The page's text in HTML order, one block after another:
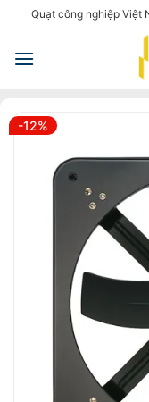
nội
Quạt công nghiệp Việt
-12%